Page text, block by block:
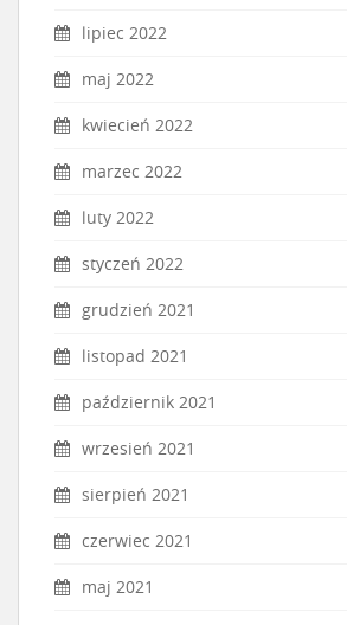
lipiec 2022
maj 2022
kwiecień 2022
marzec 2022
luty 2022
styczeń 2022
grudzień 2021
listopad 2021
październik 2021
wrzesień 2021
sierpień 2021
czerwiec 2021
maj 2021